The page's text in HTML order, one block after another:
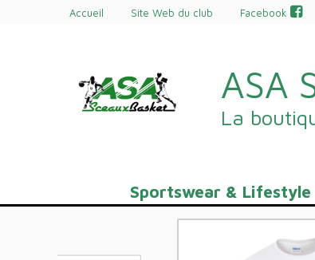
Accueil Site Web du club Facebook
ASA
La
Sportswear & Lifestyle